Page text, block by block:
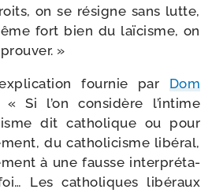
on se résigne sans lutte,
fort bien du laï­cisme, on
»
four­nie par Dom
Si l’on consi­dère l’intime
dit catho­lique ou pour
du catho­li­cisme libé­ral,
à une fausse inter­pré­ta­
Les catho­liques libé­raux